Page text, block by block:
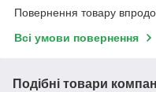
Повернення товару
Всі умови повернення
Подібні товари